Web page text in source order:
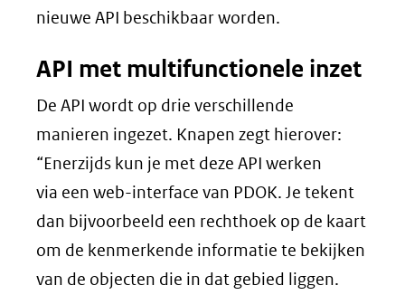
nieuwe API beschikbaar worden.
API met multifunctionele inzet
De API wordt op drie verschillende
manieren ingezet. Knapen zegt hierover:
“Enerzijds kun je met deze API werken
via een web-interface van PDOK. Je tekent
dan bijvoorbeeld een rechthoek op de kaart
om de kenmerkende informatie te bekijken
van de objecten die in dat gebied liggen.